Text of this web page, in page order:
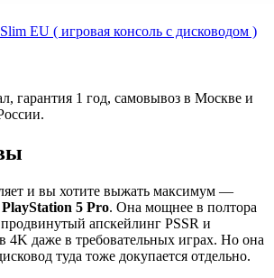
EU ( игровая консоль с дисководом )
гарантия 1 год, самовывоз в Москве и
и вы хотите выжать максимум —
PlayStation 5 Pro. Она мощнее в полтора
апскейлинг PSSR и
4K даже в требовательных играх. Но она
туда тоже докупается отдельно.